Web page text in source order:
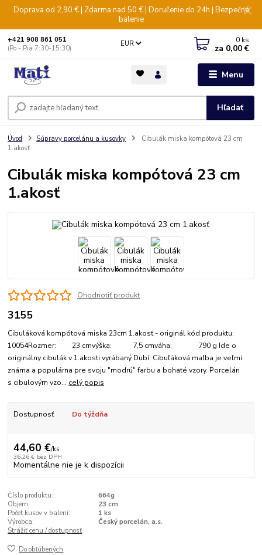
Doprava od 2,90 € | Zdarma nad 50 € | Doručenie do 24h | Bezpečné
balenie
Menu
EUR
Hľadať
+421 908 861 051
(Po - Pia 7:30-15:30)
0 ks
za 0,00 €
Úvod Súpravy porcelánu a kusovky
Cibulák miska kompótová 23 cm
1.akosť
Cibulák miska kompótová 23 cm
1.akosť
Ohodnotiť produkt
3155
Cibuláková kompótová miska 23cm 1.akosť - originál kód produktu:
10054Rozmer: 23 cmvýška: 7,5 cmváha: 790 g Ide o
originálny cibulák v 1.akosti vyrábaný Dubí. Cibuľáková maľba je veľmi
známa a populárna pre svoju "modrú" farbu a bohaté vzory. Porcelán
s cibulovým vzo... celý popis
Dostupnosť Do týždňa
44,60 €/ks
36,26 € bez DPH
Momentálne nie je k dispozícii
Číslo produktu:
664g
Objem:
23 cm
Počet kusov v balení:
1 ks
Výrobca:
Český porcelán, a.s.
Strážiť cenu / dostupnosť
Do obľúbených